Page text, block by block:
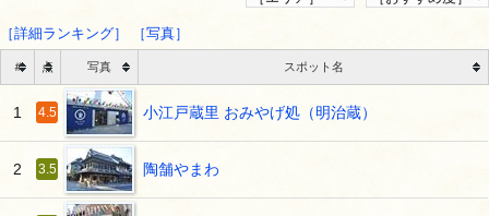
［詳細ランキング］ ［写真］
＃ 点 写真 スポット名
1 4.5 小江戸蔵里 おみやげ処（明治蔵）
2 3.5 陶舗やまわ